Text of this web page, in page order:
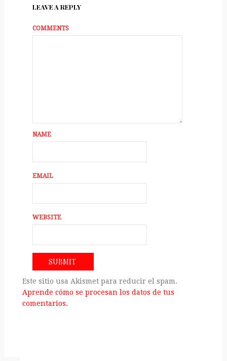
LEAVE A REPLY
COMMENTS
NAME
EMAIL
WEBSITE
Este sitio usa Akismet para reducir el spam.
Aprende cómo se procesan los datos de tus
comentarios.